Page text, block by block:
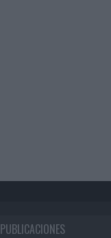
PUBLICACIONES